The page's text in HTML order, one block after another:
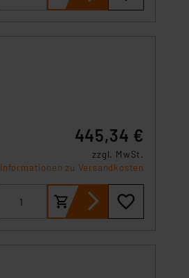
445,34 €
zzgl. MwSt.
Informationen zu Versandkosten